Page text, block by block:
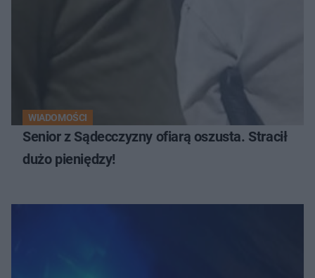
WIADOMOŚCI
Senior z Sądecczyzny ofiarą oszusta. Stracił
dużo pieniędzy!